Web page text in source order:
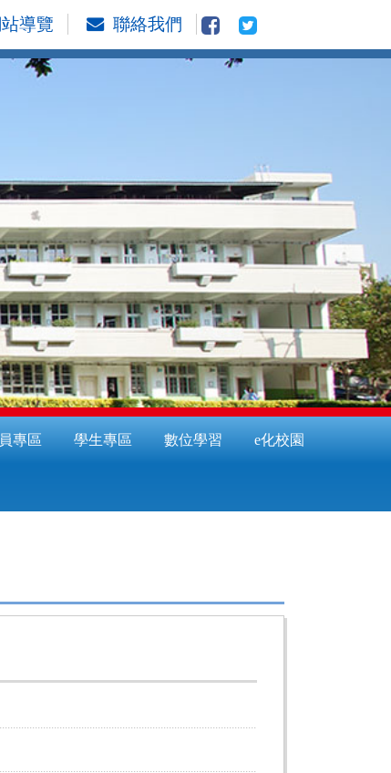
導覽 聯絡我們
專區 學生專區 數位學習 e化校園